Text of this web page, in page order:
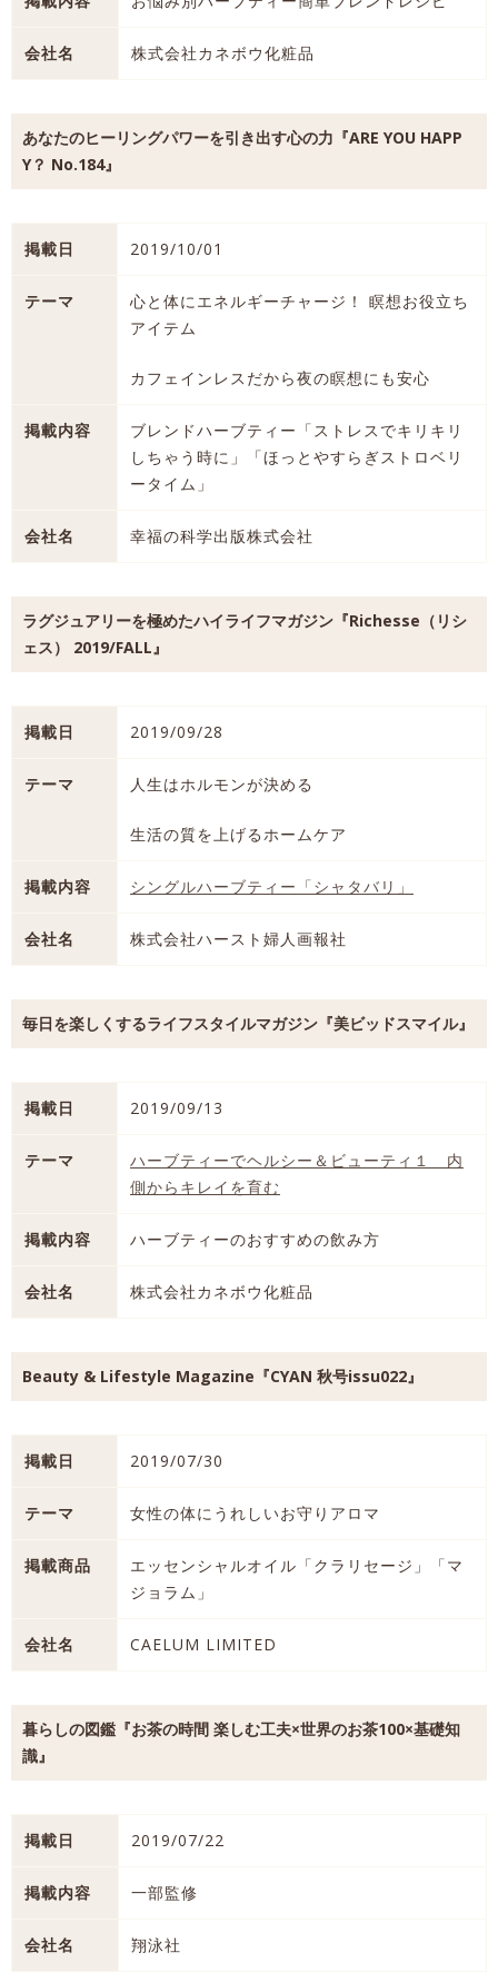
会社名 株式会社カネボウ化粧品
あなたのヒーリングパワーを引き出す心の力『ARE YOU HAPP
Y？ No.184』
掲載日 2019/10/01
テーマ
心と体にエネルギーチャージ！ 瞑想お役立ち
アイテム
カフェインレスだから夜の瞑想にも安心
掲載内容
ブレンドハーブティー「ストレスでキリキリ
しちゃう時に」「ほっとやすらぎストロベリ
ータイム」
会社名 幸福の科学出版株式会社
ラグジュアリーを極めたハイライフマガジン『Richesse（リシ
ェス） 2019/FALL』
掲載日 2019/09/28
テーマ 人生はホルモンが決める
生活の質を上げるホームケア
掲載内容 シングルハーブティー「シャタバリ」
会社名 株式会社ハースト婦人画報社
毎日を楽しくするライフスタイルマガジン『美ビッドスマイル』
掲載日 2019/09/13
テーマ
ハーブティーでヘルシー＆ビューティ１ 内
側からキレイを育む
掲載内容 ハーブティーのおすすめの飲み方
会社名 株式会社カネボウ化粧品
Beauty & Lifestyle Magazine『CYAN 秋号issu022』
掲載日 2019/07/30
テーマ 女性の体にうれしいお守りアロマ
掲載商品
エッセンシャルオイル「クラリセージ」「マ
ジョラム」
会社名 CAELUM LIMITED
暮らしの図鑑『お茶の時間 楽しむ工夫×世界のお茶100×基礎知
識』
掲載日 2019/07/22
掲載内容 一部監修
会社名 翔泳社